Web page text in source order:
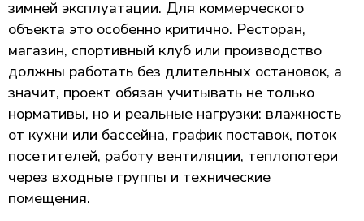
зимней эксплуатации. Для коммерческого
объекта это особенно критично. Ресторан,
магазин, спортивный клуб или производство
должны работать без длительных остановок, а
значит, проект обязан учитывать не только
нормативы, но и реальные нагрузки: влажность
от кухни или бассейна, график поставок, поток
посетителей, работу вентиляции, теплопотери
через входные группы и технические
помещения.